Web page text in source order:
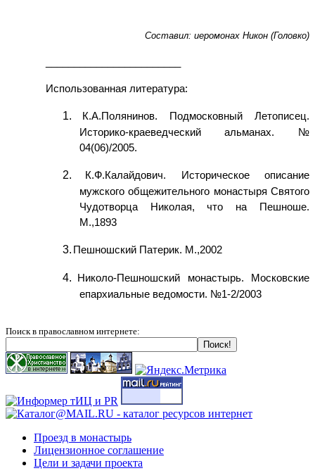
Составил: иеромонах Никон (Головко)
Использованная литература:
1.
К.А.Полянинов. Подмосковный Летописец.
Историко-краеведческий альманах. №
04(06)/2005.
2.
К.Ф.Калайдович. Историческое описание
мужского общежительного монастыря Святого
Чудотворца Николая, что на Пешноше.
М.,1893
3. Пешношский Патерик. М.,2002
4.
Николо-Пешношский монастырь. Московские
епархиальные ведомости. №1-2/2003
Поиск в православном интернете:
Проезд в монастырь
Лицензионное соглашение
Цели и задачи проекта